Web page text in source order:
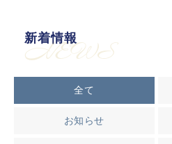
新着情報
NEWS
全て
お知らせ